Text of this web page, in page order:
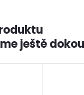
ještě